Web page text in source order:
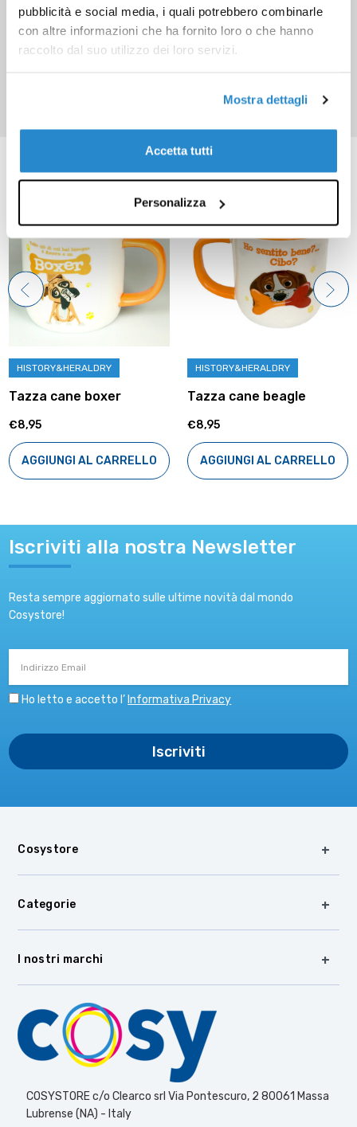
pubblicità e social media, i quali potrebbero combinarle
con altre informazioni che ha fornito loro o che hanno
raccolto dal suo utilizzo dei loro servizi.
Mostra dettagli
Accetta tutti
Personalizza
Prodotti correlati
HISTORY&HERALDRY
Tazza cane boxer
€8,95
AGGIUNGI AL CARRELLO
HISTORY&HERALDRY
Tazza cane beagle
€8,95
AGGIUNGI AL CARRELLO
Iscriviti alla nostra Newsletter
Resta sempre aggiornato sulle ultime novità dal mondo
Cosystore!
Ho letto e accetto l’ Informativa Privacy
Cosystore
Categorie
I nostri marchi
COSYSTORE c/o Clearco srl Via Pontescuro, 2 80061 Massa
Lubrense (NA) - Italy